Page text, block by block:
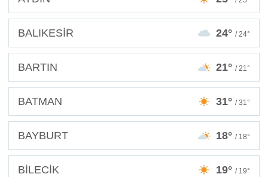
BALIKESİR 24° / 24°
BARTIN 21° / 21°
BATMAN 31° / 31°
BAYBURT 18° / 18°
BİLECİK 19° / 19°